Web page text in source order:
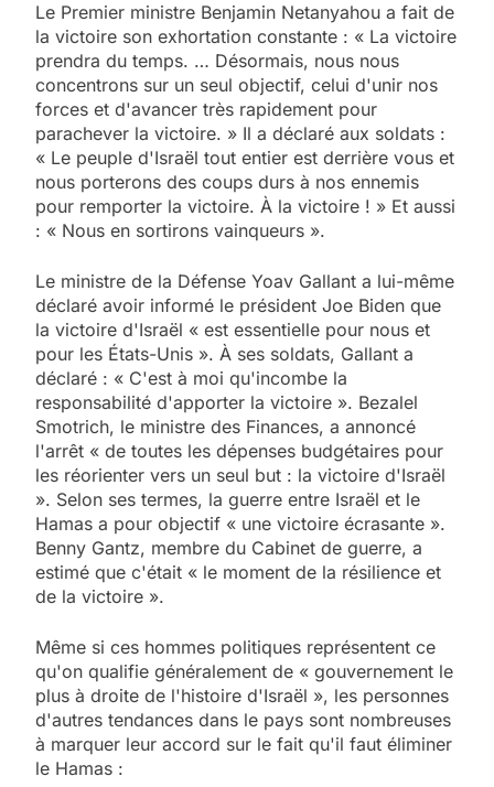
Le Premier ministre Benjamin Netanyahou a fait de
la victoire son exhortation constante : « La victoire
prendra du temps. … Désormais, nous nous
concentrons sur un seul objectif, celui d'unir nos
forces et d'avancer très rapidement pour
parachever la victoire. » Il a déclaré aux soldats :
« Le peuple d'Israël tout entier est derrière vous et
nous porterons des coups durs à nos ennemis
pour remporter la victoire. À la victoire ! » Et aussi
: « Nous en sortirons vainqueurs ».
Le ministre de la Défense Yoav Gallant a lui-même
déclaré avoir informé le président Joe Biden que
la victoire d'Israël « est essentielle pour nous et
pour les États-Unis ». À ses soldats, Gallant a
déclaré : « C'est à moi qu'incombe la
responsabilité d'apporter la victoire ». Bezalel
Smotrich, le ministre des Finances, a annoncé
l'arrêt « de toutes les dépenses budgétaires pour
les réorienter vers un seul but : la victoire d'Israël
». Selon ses termes, la guerre entre Israël et le
Hamas a pour objectif « une victoire écrasante ».
Benny Gantz, membre du Cabinet de guerre, a
estimé que c'était « le moment de la résilience et
de la victoire ».
Même si ces hommes politiques représentent ce
qu'on qualifie généralement de « gouvernement le
plus à droite de l'histoire d'Israël », les personnes
d'autres tendances dans le pays sont nombreuses
à marquer leur accord sur le fait qu'il faut éliminer
le Hamas :